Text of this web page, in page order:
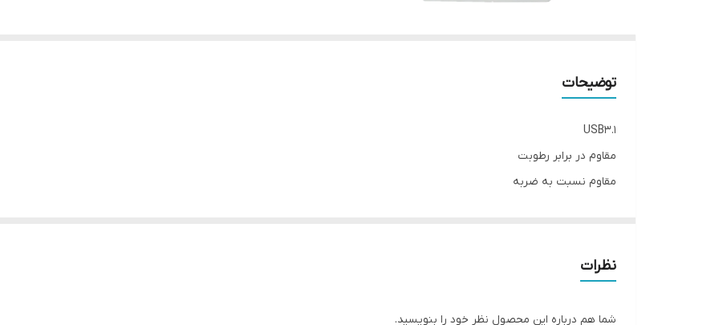
توضیحات
USB3.1
مقاوم در برابر رطوبت
مقاوم نسبت به ضربه
نظرات
شما هم درباره این محصول نظر خود را بنویسید.